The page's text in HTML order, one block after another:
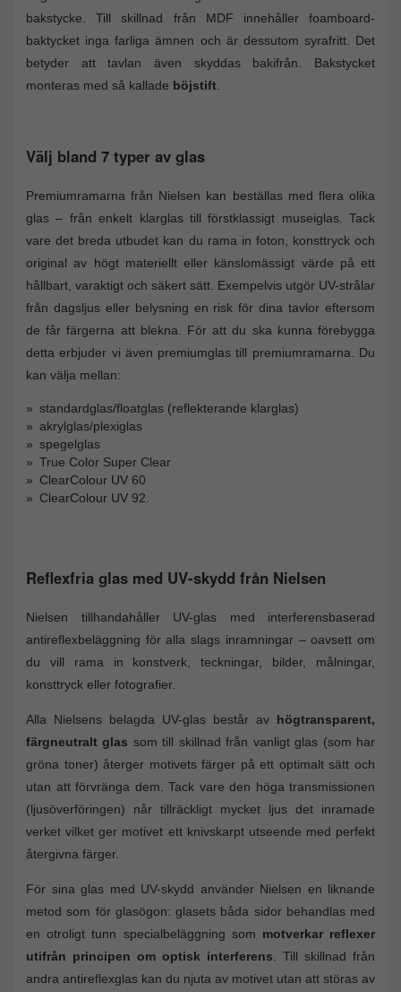
bakstycke. Till skillnad från MDF innehåller foamboard-
baktycket inga farliga ämnen och är dessutom syrafritt. Det
betyder att tavlan även skyddas bakifrån. Bakstycket
monteras med så kallade böjstift.
Välj bland 7 typer av glas
Premiumramarna från Nielsen kan beställas med flera olika
glas – från enkelt klarglas till förstklassigt museiglas. Tack
vare det breda utbudet kan du rama in foton, konsttryck och
original av högt materiellt eller känslomässigt värde på ett
hållbart, varaktigt och säkert sätt. Exempelvis utgör UV-strålar
från dagsljus eller belysning en risk för dina tavlor eftersom
de får färgerna att blekna. För att du ska kunna förebygga
detta erbjuder vi även premiumglas till premiumramarna. Du
kan välja mellan:
standardglas/floatglas (reflekterande klarglas)
akrylglas/plexiglas
spegelglas
True Color Super Clear
ClearColour UV 60
ClearColour UV 92.
Reflexfria glas med UV-skydd från Nielsen
Nielsen tillhandahåller UV-glas med interferensbaserad
antireflexbeläggning för alla slags inramningar – oavsett om
du vill rama in konstverk, teckningar, bilder, målningar,
konsttryck eller fotografier.
Alla Nielsens belagda UV-glas består av högtransparent,
färgneutralt glas som till skillnad från vanligt glas (som har
gröna toner) återger motivets färger på ett optimalt sätt och
utan att förvränga dem. Tack vare den höga transmissionen
(ljusöverföringen) når tillräckligt mycket ljus det inramade
verket vilket ger motivet ett knivskarpt utseende med perfekt
återgivna färger.
För sina glas med UV-skydd använder Nielsen en liknande
metod som för glasögon: glasets båda sidor behandlas med
en otroligt tunn specialbeläggning som motverkar reflexer
utifrån principen om optisk interferens . Till skillnad från
andra antireflexglas kan du njuta av motivet utan att störas av